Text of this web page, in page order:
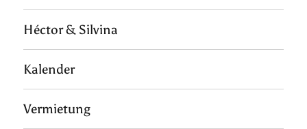
Héctor & Silvina
Kalender
Vermietung